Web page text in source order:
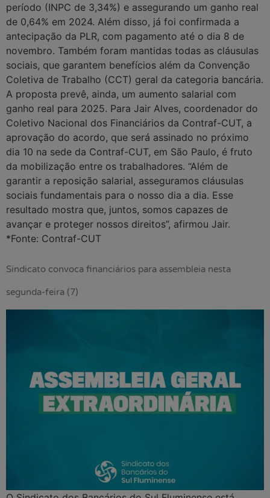
período (INPC de 3,34%) e assegurando um ganho real
de 0,64% em 2024. Além disso, já foi confirmada a
antecipação da PLR, com pagamento até o dia 8 de
novembro. Também foram mantidas todas as cláusulas
sociais, que garantem benefícios além da Convenção
Coletiva de Trabalho (CCT) geral da categoria bancária.
A proposta prevê, ainda, um aumento salarial com
ganho real para 2025. Para Jair Alves, coordenador do
Coletivo Nacional dos Financiários da Contraf-CUT, a
aprovação do acordo, que será assinado no próximo
dia 10 na sede da Contraf-CUT, em São Paulo, é fruto
da mobilização entre os trabalhadores. “Além de
garantir a reposição salarial, asseguramos cláusulas
sociais fundamentais para o nosso dia a dia. Esse
resultado mostra que, juntos, somos capazes de
avançar e proteger nossos direitos”, afirmou Jair.
*Fonte: Contraf-CUT
Sindicato convoca financiários para assembleia nesta
segunda-feira (7)